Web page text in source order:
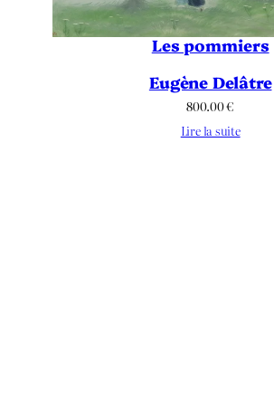
Les pommiers
Eugène Delâtre
800.00€
Lire la suite